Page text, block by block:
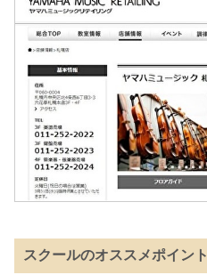
スクールのオススメポイント